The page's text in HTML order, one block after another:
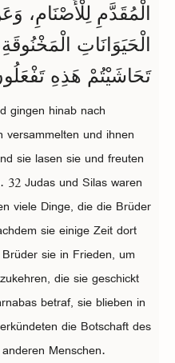
الْمُقَدَّمِ لِلْأَصْنَامِ،
الْحَيَوَانَاتِ
تَحَاشَيْتُمْ هَذِهِ
gingen hinab nach
und ihnen
sie lasen sie und freuten
Judas und Silas waren
viele Dinge, die die Brüder
sie einige Zeit dort
sie in Frieden, um
die sie geschickt
betraf, sie blieben in
die Botschaft des
Menschen.